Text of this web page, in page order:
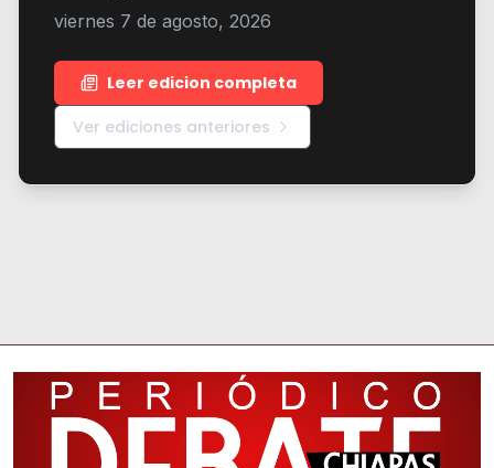
viernes 7 de agosto, 2026
Leer edicion completa
Ver ediciones anteriores